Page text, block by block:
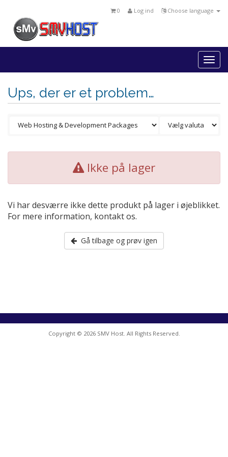
Choose language
Log ind
0
Ups, der er et problem…
Ikke på lager
Vi har desværre ikke dette produkt på lager i øjeblikket.
For mere information, kontakt os.
Gå tilbage og prøv igen
Copyright © 2026 SMV Host. All Rights Reserved.